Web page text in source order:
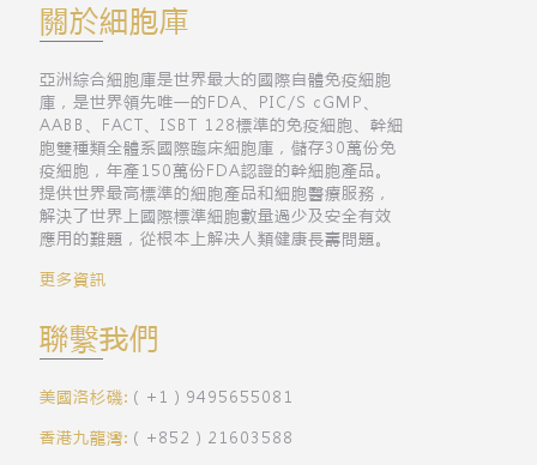
關於細胞庫
亞洲綜合細胞庫是世界最大的國際自體免疫細胞
庫，是世界領先唯一的FDA、PIC/S cGMP、
AABB、FACT、ISBT 128標準的免疫細胞、幹細
胞雙種類全體系國際臨床細胞庫，儲存30萬份免
疫細胞，年產150萬份FDA認證的幹細胞產品。
提供世界最高標準的細胞產品和細胞醫療服務，
解決了世界上國際標準細胞數量過少及安全有效
應用的難題，從根本上解决人類健康長壽問題。
更多資訊
聯繫我們
美國洛杉磯: （+1）9495655081
香港九龍灣: （+852）21603588